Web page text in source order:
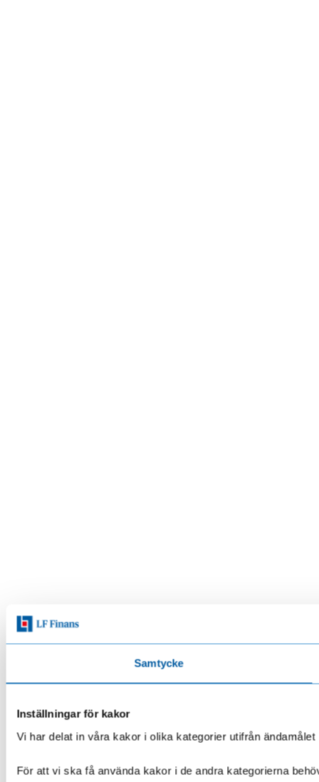
Samtycke
Inställningar för kakor
Vi har delat in våra kakor i olika kategorier utifrån
För att vi ska få använda kakor i de andra kategorierna